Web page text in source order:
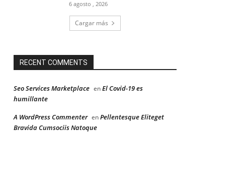
6 agosto , 2026
Cargar más
RECENT COMMENTS
Seo Services Marketplace enEl Covid-19 es
humillante
A WordPress Commenter enPellentesque Eliteget
Bravida Cumsociis Natoque